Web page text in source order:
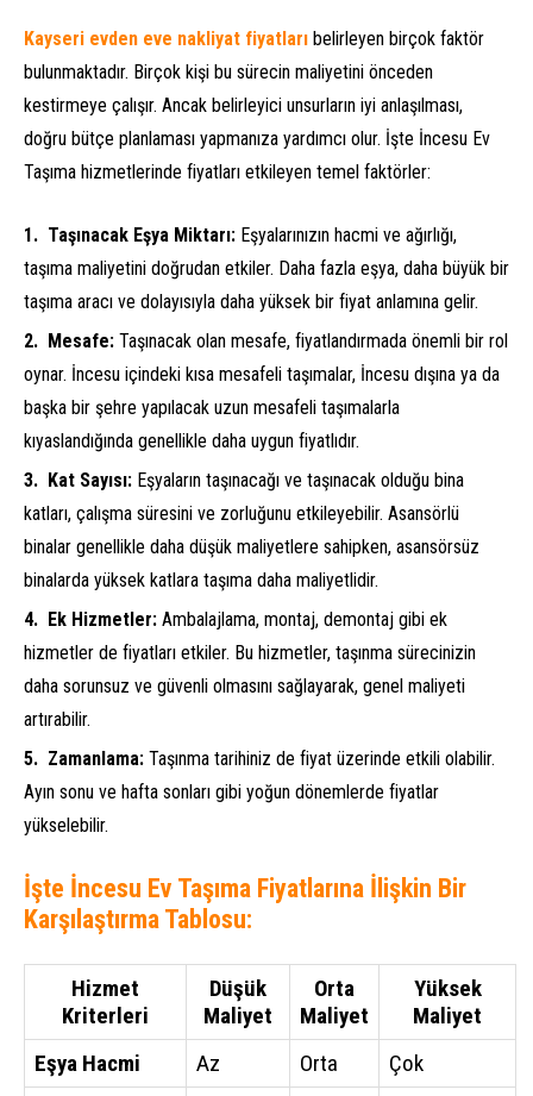
Kayseri evden eve nakliyat fiyatları belirleyen birçok faktör
bulunmaktadır. Birçok kişi bu sürecin maliyetini önceden
kestirmeye çalışır. Ancak belirleyici unsurların iyi anlaşılması,
doğru bütçe planlaması yapmanıza yardımcı olur. İşte İncesu Ev
Taşıma hizmetlerinde fiyatları etkileyen temel faktörler:
Taşınacak Eşya Miktarı: Eşyalarınızın hacmi ve ağırlığı,
taşıma maliyetini doğrudan etkiler. Daha fazla eşya, daha büyük bir
taşıma aracı ve dolayısıyla daha yüksek bir fiyat anlamına gelir.
Mesafe: Taşınacak olan mesafe, fiyatlandırmada önemli bir rol
oynar. İncesu içindeki kısa mesafeli taşımalar, İncesu dışına ya da
başka bir şehre yapılacak uzun mesafeli taşımalarla
kıyaslandığında genellikle daha uygun fiyatlıdır.
Kat Sayısı: Eşyaların taşınacağı ve taşınacak olduğu bina
katları, çalışma süresini ve zorluğunu etkileyebilir. Asansörlü
binalar genellikle daha düşük maliyetlere sahipken, asansörsüz
binalarda yüksek katlara taşıma daha maliyetlidir.
Ek Hizmetler: Ambalajlama, montaj, demontaj gibi ek
hizmetler de fiyatları etkiler. Bu hizmetler, taşınma sürecinizin
daha sorunsuz ve güvenli olmasını sağlayarak, genel maliyeti
artırabilir.
Zamanlama: Taşınma tarihiniz de fiyat üzerinde etkili olabilir.
Ayın sonu ve hafta sonları gibi yoğun dönemlerde fiyatlar
yükselebilir.
İşte İncesu Ev Taşıma Fiyatlarına İlişkin Bir
Karşılaştırma Tablosu:
Hizmet
Kriterleri
Düşük
Maliyet
Orta
Maliyet
Yüksek
Maliyet
Eşya Hacmi
Az Orta
Çok